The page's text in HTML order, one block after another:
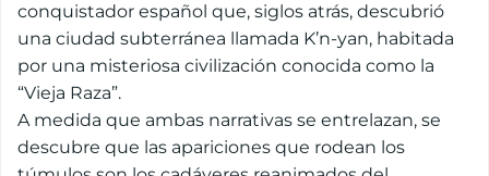
conquistador español que, siglos atrás, descubrió
una ciudad subterránea llamada K’n-yan, habitada
por una misteriosa civilización conocida como la
“Vieja Raza”.
A medida que ambas narrativas se entrelazan, se
descubre que las apariciones que rodean los